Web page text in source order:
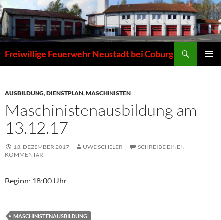
Zum
Inhalt
springen
Freiwillige Feuerwehr Neustadt bei Coburg
AUSBILDUNG,DIENSTPLAN,MASCHINISTEN
Maschinistenausbildung am
13.12.17
13. DEZEMBER 2017 UWE SCHELER
SCHREIBE EINEN
KOMMENTAR
Beginn: 18:00 Uhr
MASCHINISTENAUSBILDUNG